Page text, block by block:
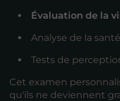
Évaluation de la
Analyse de la
Tests de
Cet examen
qu'ils ne deviennent